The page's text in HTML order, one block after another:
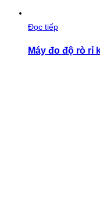
Đọc tiếp
Máy đo độ rò rỉ